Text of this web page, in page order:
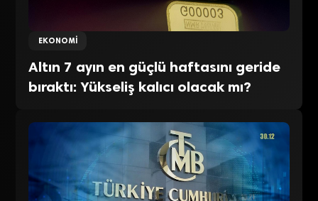
EKONOMI
Altın 7 ayın en güçlü haftasını geride
bıraktı: Yükseliş kalıcı olacak mı?